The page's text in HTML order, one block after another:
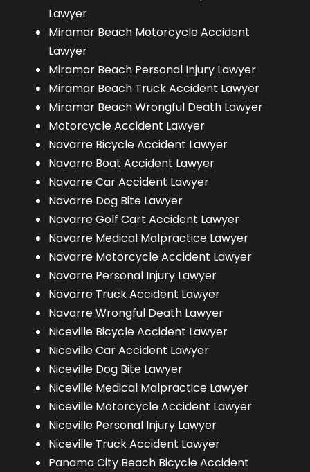
Lawyer
Miramar Beach Motorcycle Accident
Lawyer
Miramar Beach Personal Injury Lawyer
Miramar Beach Truck Accident Lawyer
Miramar Beach Wrongful Death Lawyer
Motorcycle Accident Lawyer
Navarre Bicycle Accident Lawyer
Navarre Boat Accident Lawyer
Navarre Car Accident Lawyer
Navarre Dog Bite Lawyer
Navarre Golf Cart Accident Lawyer
Navarre Medical Malpractice Lawyer
Navarre Motorcycle Accident Lawyer
Navarre Personal Injury Lawyer
Navarre Truck Accident Lawyer
Navarre Wrongful Death Lawyer
Niceville Bicycle Accident Lawyer
Niceville Car Accident Lawyer
Niceville Dog Bite Lawyer
Niceville Medical Malpractice Lawyer
Niceville Motorcycle Accident Lawyer
Niceville Personal Injury Lawyer
Niceville Truck Accident Lawyer
Panama City Beach Bicycle Accident